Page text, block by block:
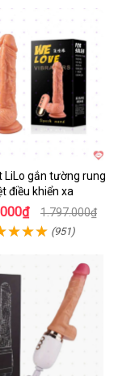
LiLo gắn tường rung
điều khiển xa
1.797.000₫
(951)